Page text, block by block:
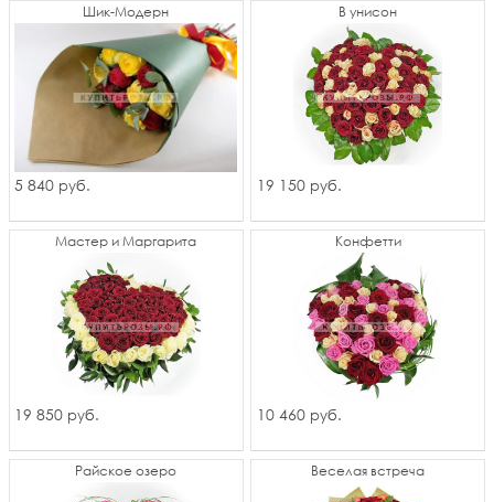
Шик-Модерн
5 840 руб.
В унисон
19 150 руб.
Мастер и Маргарита
19 850 руб.
Конфетти
10 460 руб.
Райское озеро Веселая встреча